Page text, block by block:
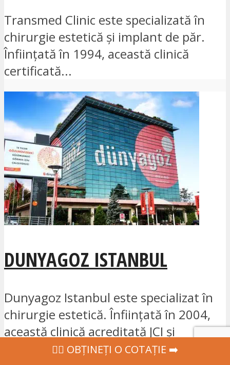
Transmed Clinic este specializată în
chirurgie estetică și implant de păr.
Înființată în 1994, această clinică
certificată...
DUNYAGOZ ISTANBUL
Dunyagoz Istanbul este specializat în
chirurgie estetică. Înființată în 2004,
această clinică acreditată JCI și
certificată...‍👩‍⚕ OBȚINEȚI O COTAȚIE ➡️